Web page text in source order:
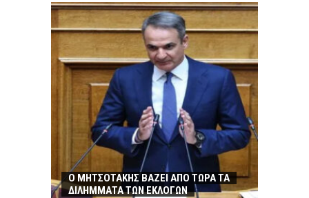
Ο ΜΗΤΣΟΤΑΚΗΣ ΒΑΖΕΙ ΑΠΟ ΤΩΡΑ ΤΑ
ΔΙΛΗΜΜΑΤΑ ΤΩΝ ΕΚΛΟΓΩΝ